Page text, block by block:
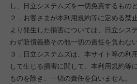
し、日立システムズを一切免責するもの
２．お客さまが本利用規約等に定める禁
より発生した損害については、日立シス
わず賠償義務その他一切の責任を負わな
３．日立システムズは、本サイト等の利
して生じる損害に関して、本利用規約等
ものを除き、一切の責任を負いません。